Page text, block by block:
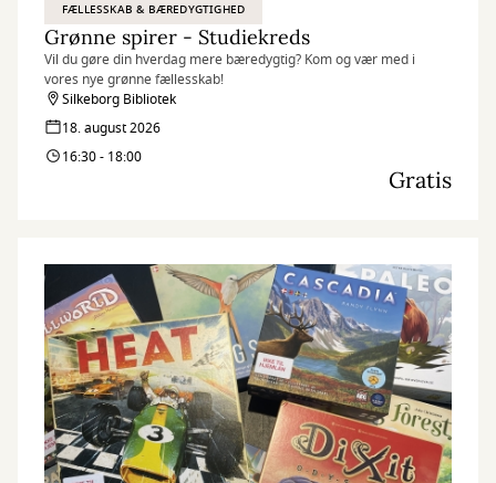
FÆLLESSKAB & BÆREDYGTIGHED
Grønne spirer - Studiekreds
Vil du gøre din hverdag mere bæredygtig? Kom og vær med i
vores nye grønne fællesskab!
Silkeborg Bibliotek
18. august 2026
16:30 - 18:00
Gratis